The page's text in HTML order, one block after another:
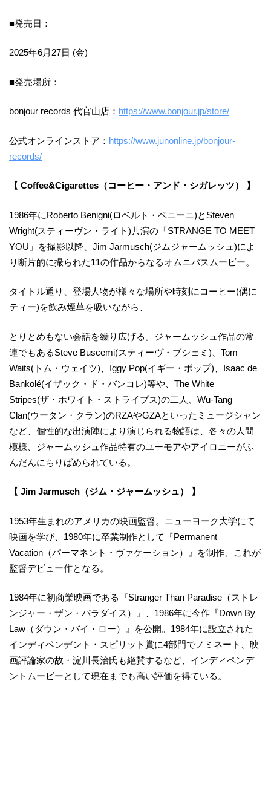
■発売日：
2025年6月27日 (金)
■発売場所：
bonjour records 代官山店： https://www.bonjour.jp/store/
公式オンラインストア： https://www.junonline.jp/bonjour-
records/
【 Coffee&Cigarettes（コーヒー・アンド・シガレッツ） 】
1986年にRoberto Benigni(ロベルト・ベニーニ)とSteven
Wright(スティーヴン・ライト)共演の「STRANGE TO MEET
YOU」を撮影以降、Jim Jarmusch(ジムジャームッシュ)によ
り断片的に撮られた11の作品からなるオムニバスムービー。
タイトル通り、登場人物が様々な場所や時刻にコーヒー(偶に
ティー)を飲み煙草を吸いながら、
とりとめもない会話を繰り広げる。ジャームッシュ作品の常
連でもあるSteve Buscemi(スティーヴ・ブシェミ)、Tom
Waits(トム・ウェイツ)、Iggy Pop(イギー・ポップ)、Isaac de
Bankolé(イザック・ド・バンコレ)等や、The White
Stripes(ザ・ホワイト・ストライプス)の二人、Wu-Tang
Clan(ウータン・クラン)のRZAやGZAといったミュージシャン
など、個性的な出演陣により演じられる物語は、各々の人間
模様、ジャームッシュ作品特有のユーモアやアイロニーがふ
んだんにちりばめられている。
【 Jim Jarmusch（ジム・ジャームッシュ） 】
1953年生まれのアメリカの映画監督。ニューヨーク大学にて
映画を学び、1980年に卒業制作として『Permanent
Vacation（パーマネント・ヴァケーション）』を制作、これが
監督デビュー作となる。
1984年に初商業映画である『Stranger Than Paradise（ストレ
ンジャー・ザン・パラダイス）』、1986年に今作『Down By
Law（ダウン・バイ・ロー）』を公開。1984年に設立された
インディペンデント・スピリット賞に4部門でノミネート、映
画評論家の故・淀川長治氏も絶賛するなど、インディペンデ
ントムービーとして現在までも高い評価を得ている。